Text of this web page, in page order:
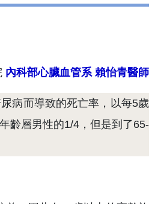
內科部心臟血管系 賴怡青醫師
病而導致的死亡率，以每5歲
齡層男性的1/4，但是到了65-